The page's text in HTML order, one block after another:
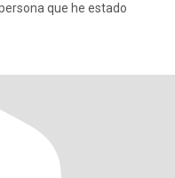
que he estado